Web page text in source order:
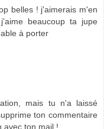
belles ! j'aimerais m'en
beaucoup ta jupe
à porter
mais tu n'a laissé
ton commentaire
avec ton mail !